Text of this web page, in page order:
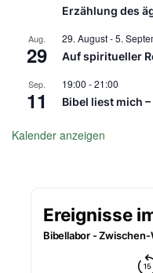
Erzählung des
Aug.
29
29. August-5.
Auf spiritueller
Sep.
11
19:00 -21:00
Bibel liest mich
Kalender anzeigen